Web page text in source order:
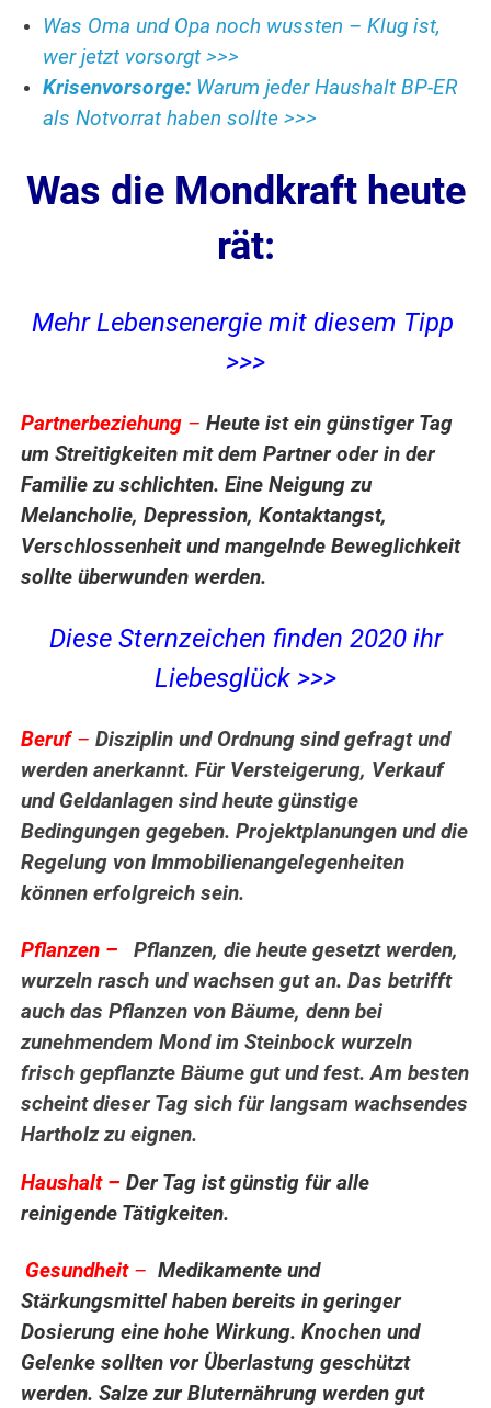
Was Oma und Opa noch wussten – Klug ist,
wer jetzt vorsorgt >>>
Krisenvorsorge: Warum jeder Haushalt BP-ER
als Notvorrat haben sollte >>>
Was die Mondkraft heute
rät:
Mehr Lebensenergie mit diesem Tipp
>>>
Partnerbeziehung –Heute ist ein günstiger Tag
um Streitigkeiten mit dem Partner oder in der
Familie zu schlichten. Eine Neigung zu
Melancholie, Depression, Kontaktangst,
Verschlossenheit und mangelnde Beweglichkeit
sollte überwunden werden.
Diese Sternzeichen finden 2020 ihr
Liebesglück >>>
Beruf–Disziplin und Ordnung sind gefragt und
werden anerkannt. Für Versteigerung, Verkauf
und Geldanlagen sind heute günstige
Bedingungen gegeben. Projektplanungen und die
Regelung von Immobilienangelegenheiten
können erfolgreich sein.
Pflanzen –
Pflanzen, die heute gesetzt werden,
wurzeln rasch und wachsen gut an. Das betrifft
auch das Pflanzen von Bäume, denn bei
zunehmendem Mond im Steinbock wurzeln
frisch gepflanzte Bäume gut und fest. Am besten
scheint dieser Tag sich für langsam wachsendes
Hartholz zu eignen.
Haushalt –Der Tag ist günstig für alle
reinigende Tätigkeiten.
Gesundheit –Medikamente und
Stärkungsmittel haben bereits in geringer
Dosierung eine hohe Wirkung. Knochen und
Gelenke sollten vor Überlastung geschützt
werden. Salze zur Bluternährung werden gut